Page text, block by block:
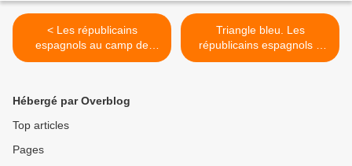
< Les républicains
espagnols au camp de
Mauthausen - Persée
Triangle bleu. Les
républicains espagnols à
Mauthausen par Manuel
Hébergé par Overblog
Top articles
Pages